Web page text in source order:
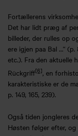
Fortællerens
Det har lidt præg af
billeder, der rulles op
ere igjen paa Bal …“
etc.). Fra den aktuelle
Rückgriff[6], en
karakteristiske er de
p. 149, 165, 239).
Også tiden jongleres
Høsten følger efter,